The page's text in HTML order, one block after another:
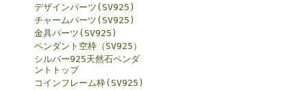
デザインパーツ(SV925)
チャームパーツ(SV925)
金具パーツ(SV925)
ペンダント空枠（SV925）
シルバー925天然石ペンダ
ントトップ
コインフレーム枠(SV925)